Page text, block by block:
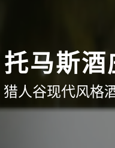
托马斯酒
猎人谷现代风格